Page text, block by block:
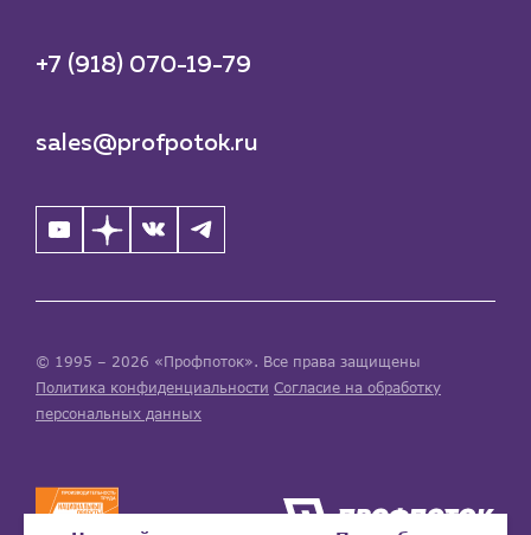
+7 (918) 070-19-79
sales@profpotok.ru
© 1995 – 2026 «Профпоток». Все права защищены
Политика конфиденциальности Согласие на обработку
персональных данных